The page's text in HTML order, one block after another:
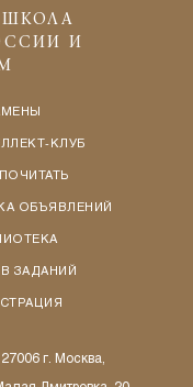
И
КЛУБ
ОБЪЯВЛЕНИЙ
ЗАДАНИЙ
г. Москва,